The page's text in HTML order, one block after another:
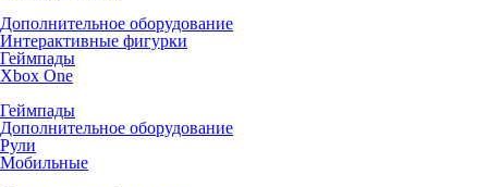
Дополнительное оборудование
Интерактивные фигурки
Геймпады
Xbox One
Геймпады
Дополнительное оборудование
Рули
Мобильные